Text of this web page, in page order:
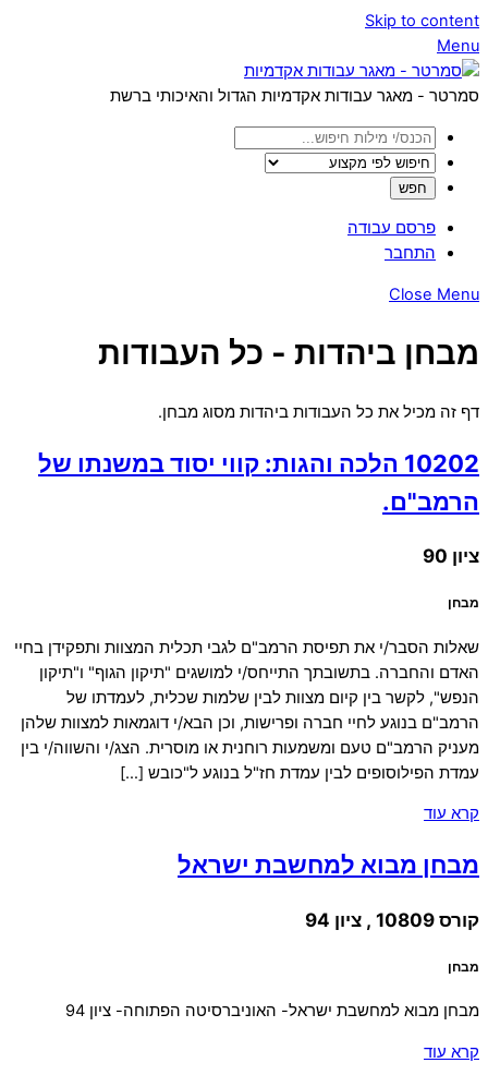
Skip to content
Menu
סמרטר - מאגר עבודות אקדמיות הגדול והאיכותי ברשת
פרסם עבודה
התחבר
Close Menu
מבחן ביהדות - כל העבודות
דף זה מכיל את כל העבודות ביהדות מסוג מבחן.
10202 הלכה והגות: קווי יסוד במשנתו של
הרמב"ם.
ציון 90
מבחן
שאלות הסבר/י את תפיסת הרמב"ם לגבי תכלית המצוות ותפקידן בחיי
האדם והחברה. בתשובתך התייחס/י למושגים "תיקון הגוף" ו"תיקון
הנפש", לקשר בין קיום מצוות לבין שלמות שכלית, לעמדתו של
הרמב"ם בנוגע לחיי חברה ופרישות, וכן הבא/י דוגמאות למצוות שלהן
מעניק הרמב"ם טעם ומשמעות רוחנית או מוסרית. הצג/י והשווה/י בין
עמדת הפילוסופים לבין עמדת חז"ל בנוגע ל"כובש […]
קרא עוד
מבחן מבוא למחשבת ישראל
קורס 10809 , ציון 94
מבחן
מבחן מבוא למחשבת ישראל- האוניברסיטה הפתוחה- ציון 94
קרא עוד